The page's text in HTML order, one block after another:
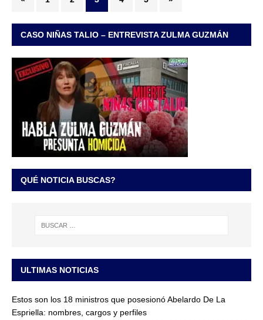
CASO NIÑAS TALIO – ENTREVISTA ZULMA GUZMÁN
QUÉ NOTICIA BUSCAS?
ULTIMAS NOTICIAS
Estos son los 18 ministros que posesionó Abelardo De La
Espriella: nombres, cargos y perfiles